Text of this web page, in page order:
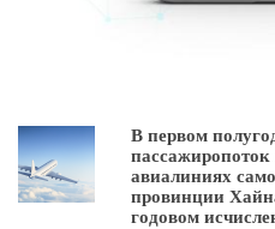
В первом
авиалиниях
провинции
годовом